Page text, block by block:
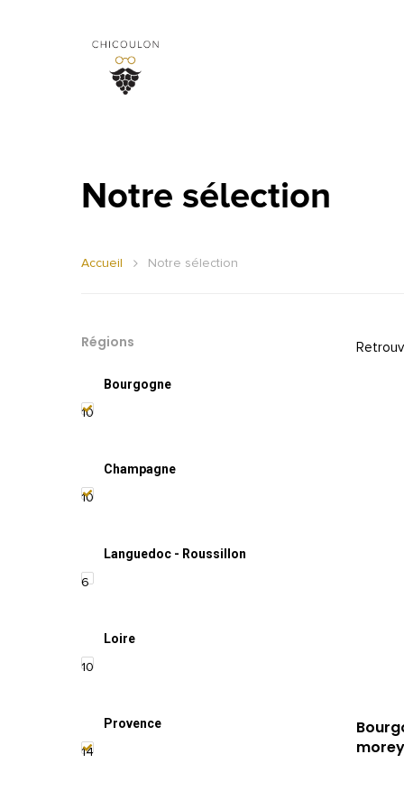
Notre sélection
Accueil Notre sélection
Régions
Bourgogne
10
Champagne
10
Languedoc - Roussillon
6
Loire
10
Provence
14
morey